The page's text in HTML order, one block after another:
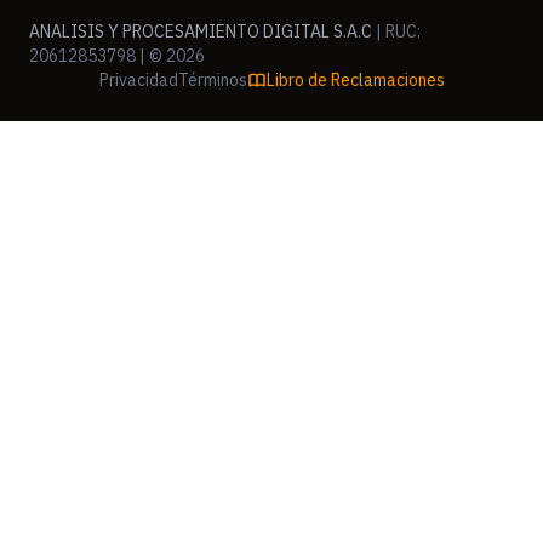
ANALISIS Y PROCESAMIENTO DIGITAL S.A.C | RUC:
20612853798 | © 2026
PrivacidadTérminos Libro de Reclamaciones